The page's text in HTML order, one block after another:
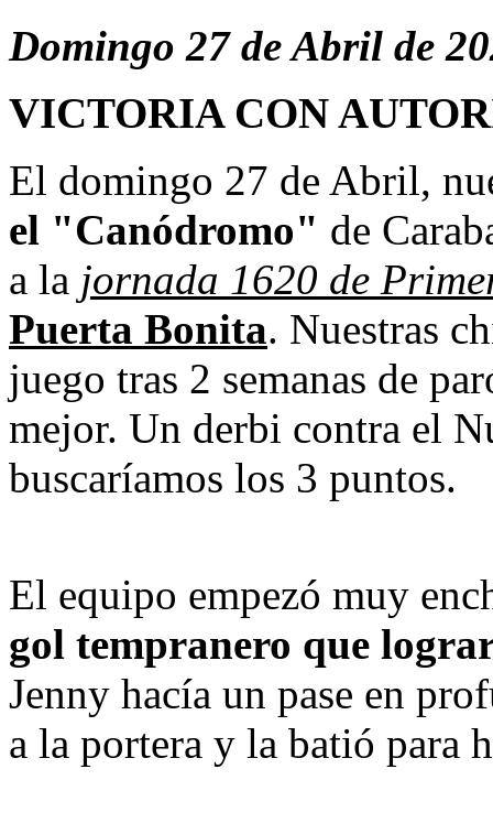
Domingo 27 de Abril de
VICTORIA CON
El domingo 27 de Abril,
el "Canódromo" de
a la jornada 1620 de
Puerta Bonita. Nuestras
juego tras 2 semanas de
mejor. Un derbi contra el
buscaríamos los 3 puntos.
gol tempranero que
Jenny hacía un pase en
a la portera y la batió para